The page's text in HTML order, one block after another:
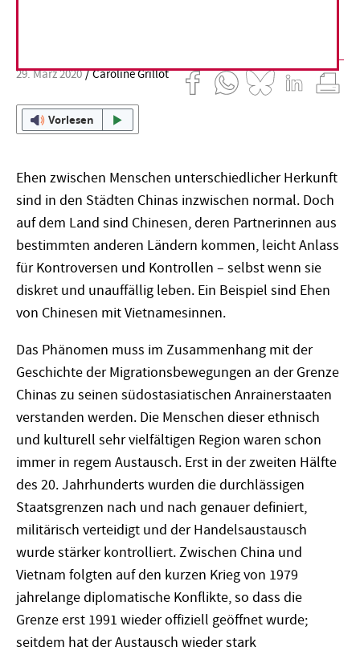
29. März 2020 Caroline Grillot
Vorlesen
Ehen zwischen Menschen unterschiedlicher Herkunft
sind in den Städten Chinas inzwischen normal. Doch
auf dem Land sind Chinesen, deren Partnerinnen aus
bestimmten anderen Ländern kommen, leicht Anlass
für Kontroversen und Kontrollen – selbst wenn sie
diskret und unauffällig leben. Ein Beispiel sind Ehen
von Chinesen mit Vietnamesinnen.
Das Phänomen muss im Zusammenhang mit der
Geschichte der Migrationsbewegungen an der Grenze
Chinas zu seinen südostasiatischen Anrainerstaaten
verstanden werden. Die Menschen dieser ethnisch
und kulturell sehr vielfältigen Region waren schon
immer in regem Austausch. Erst in der zweiten Hälfte
des 20. Jahrhunderts wurden die durchlässigen
Staatsgrenzen nach und nach genauer definiert,
militärisch verteidigt und der Handelsaustausch
wurde stärker kontrolliert. Zwischen China und
Vietnam folgten auf den kurzen Krieg von 1979
jahrelange diplomatische Konflikte, so dass die
Grenze erst 1991 wieder offiziell geöffnet wurde;
seitdem hat der Austausch wieder stark